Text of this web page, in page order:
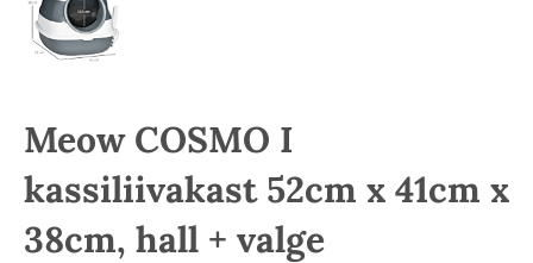
Meow COSMO I
kassiliivakast 52cm x 41cm x
38cm, hall + valge